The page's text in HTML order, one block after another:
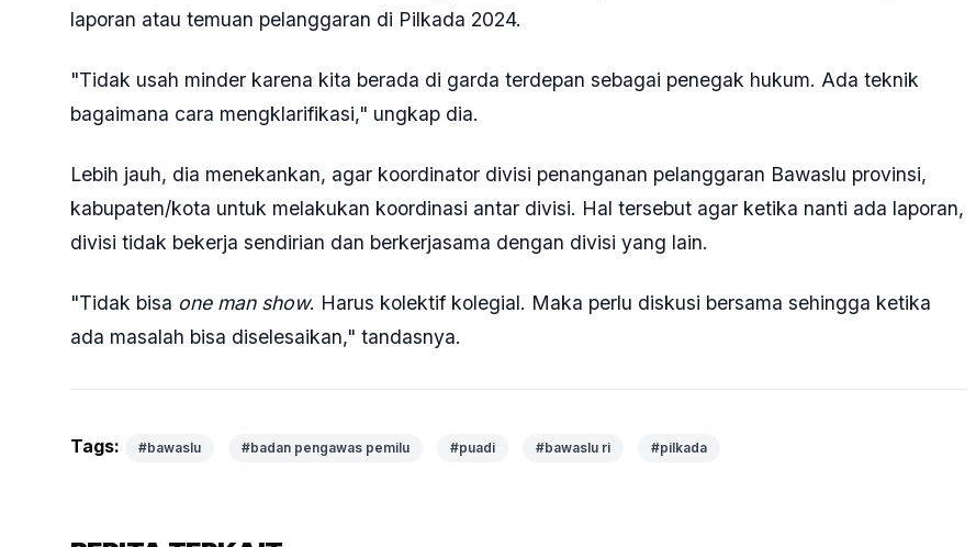
laporan atau temuan pelanggaran di Pilkada 2024.
"Tidak usah minder karena kita berada di garda terdepan sebagai penegak hukum. Ada teknik
bagaimana cara mengklarifikasi," ungkap dia.
Lebih jauh, dia menekankan, agar koordinator divisi penanganan pelanggaran Bawaslu provinsi,
kabupaten/kota untuk melakukan koordinasi antar divisi. Hal tersebut agar ketika nanti ada laporan,
divisi tidak bekerja sendirian dan berkerjasama dengan divisi yang lain.
"Tidak bisa one man show. Harus kolektif kolegial. Maka perlu diskusi bersama sehingga ketika
ada masalah bisa diselesaikan," tandasnya.
Tags: #bawaslu #badan pengawas pemilu #puadi #bawaslu ri #pilkada